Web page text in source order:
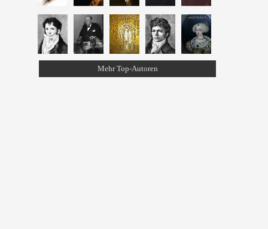
Mehr Top-Autoren